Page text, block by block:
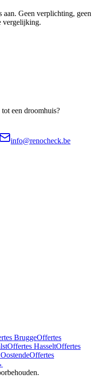
aan. Geen verplichting, geen
vergelijking.
een droomhuis?
info@renocheck.be
BruggeOffertes
Offertes HasseltOffertes
OostendeOffertes